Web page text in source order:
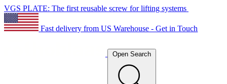
VGS PLATE: The first reusable screw for lifting systems
Fast delivery from US Warehouse - Get in Touch
Open Search